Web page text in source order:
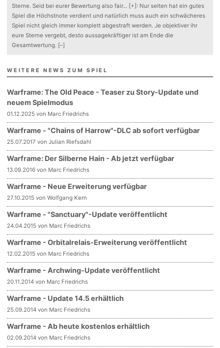
Sterne. Seid bei eurer Bewertung also fair... [+]: Nur selten hat ein gutes
Spiel die Höchstnote verdient und natürlich muss auch ein schwächeres
Spiel nicht gleich immer komplett abgestraft werden. Je objektiver ihr
eure Sterne vergebt, desto aussagekräftiger ist am Ende die
Gesamtwertung. [–]
WEITERE NEWS ZUM SPIEL
Warframe: The Old Peace - Teaser zu Story-Update und
neuem Spielmodus
01.12.2025 von Marc Friedrichs
Warframe - "Chains of Harrow"-DLC ab sofort verfügbar
25.07.2017 von Julian Riefsdahl
Warframe: Der Silberne Hain - Ab jetzt verfügbar
13.09.2016 von Marc Friedrichs
Warframe - Neue Erweiterung verfügbar
27.10.2015 von Wolfgang Kern
Warframe - "Sanctuary"-Update veröffentlicht
24.04.2015 von Marc Friedrichs
Warframe - Orbitalrelais-Erweiterung veröffentlicht
12.02.2015 von Marc Friedrichs
Warframe - Archwing-Update veröffentlicht
20.11.2014 von Marc Friedrichs
Warframe - Update 14.5 erhältlich
25.09.2014 von Marc Friedrichs
Warframe - Ab heute kostenlos erhältlich
02.09.2014 von Marc Friedrichs